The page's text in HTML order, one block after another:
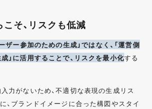
そ、リスクも低減
ザー参加のための生成」ではなく、「運営側
」に活用することで、リスクを最小化する
力がないため、不適切な表現の生成リス
、ブランドイメージに合った構図やスタイ